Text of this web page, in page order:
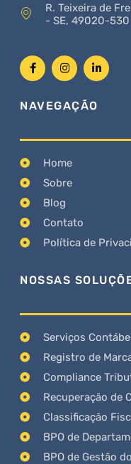
R. Teixeira de
- SE, 49020-530
NAVEGAÇÃO
Home
Sobre
Blog
Contato
Política de
NOSSAS
Serviços
Registro de
Compliance
Recuperação de
Classificação
BPO de
BPO de Gestão